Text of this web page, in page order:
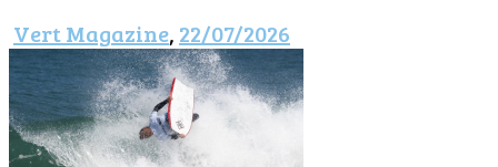
Vert Magazine, 22/07/2026